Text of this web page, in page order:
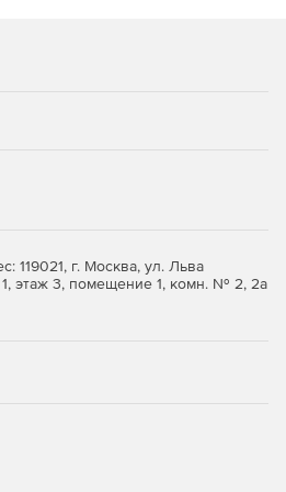
сервера репликации без
убедиться в возможности
готовности системы
рода угрозам.
на соответствие
защиту данных, которые
способности
119021, г. Москва, ул. Льва
1, этаж 3, помещение 1, комн. № 2, 2а